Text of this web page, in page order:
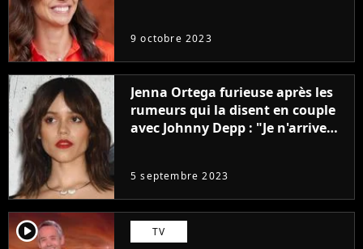
9 octobre 2023
Jenna Ortega furieuse après les
rumeurs qui la disent en couple
avec Johnny Depp : "Je n'arrive
5 septembre 2023
player2 TV